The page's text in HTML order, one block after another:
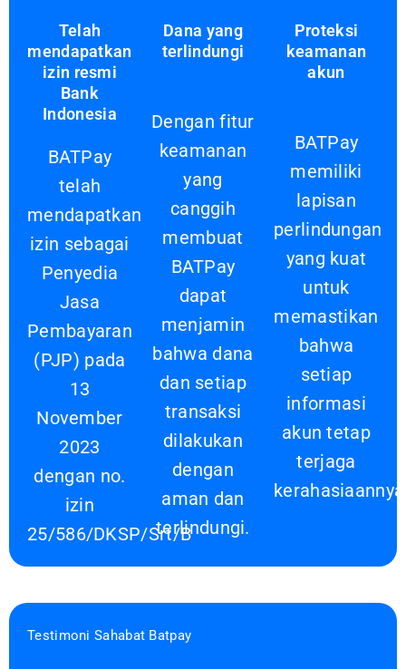
Telah
mendapatkan
izin resmi
Bank
Indonesia
BATPay
telah
mendapatkan
izin sebagai
Penyedia
Jasa
Pembayaran
(PJP) pada
13
November
2023
dengan no.
izin
25/586/DKSP/Srt/B
Dana yang
terlindungi
Dengan fitur
keamanan
yang
canggih
membuat
BATPay
dapat
menjamin
bahwa dana
dan setiap
transaksi
dilakukan
dengan
aman dan
terlindungi.
Proteksi
keamanan
akun
BATPay
memiliki
lapisan
perlindungan
yang kuat
untuk
memastikan
bahwa
setiap
informasi
akun tetap
terjaga
Testimoni Sahabat Batpay